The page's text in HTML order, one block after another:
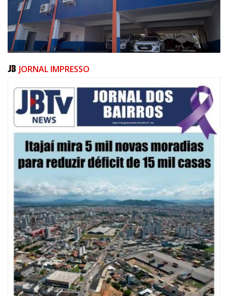
09/08/2026 | 07:00
Defesa Civil de Itajaí apresentará plano de contingência contra El Niño na
ITAJAÍ
JORNAL IMPRESSO